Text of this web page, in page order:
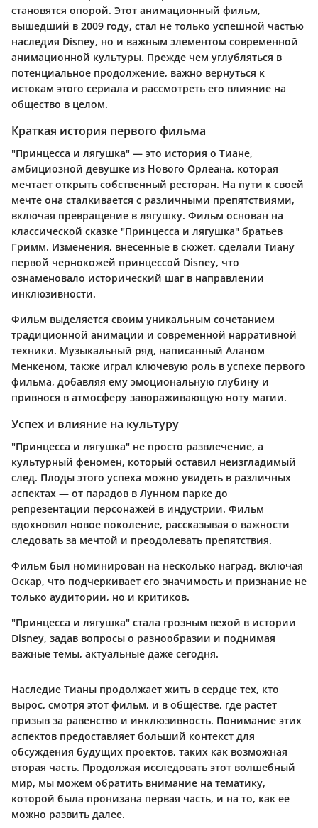
становятся опорой. Этот анимационный фильм,
вышедший в 2009 году, стал не только успешной частью
наследия Disney, но и важным элементом современной
анимационной культуры. Прежде чем углубляться в
потенциальное продолжение, важно вернуться к
истокам этого сериала и рассмотреть его влияние на
общество в целом.
Краткая история первого фильма
"Принцесса и лягушка" — это история о Тиане,
амбициозной девушке из Нового Орлеана, которая
мечтает открыть собственный ресторан. На пути к своей
мечте она сталкивается с различными препятствиями,
включая превращение в лягушку. Фильм основан на
классической сказке "Принцесса и лягушка" братьев
Гримм. Изменения, внесенные в сюжет, сделали Тиану
первой чернокожей принцессой Disney, что
ознаменовало исторический шаг в направлении
инклюзивности.
Фильм выделяется своим уникальным сочетанием
традиционной анимации и современной нарративной
техники. Музыкальный ряд, написанный Аланом
Менкеном, также играл ключевую роль в успехе первого
фильма, добавляя ему эмоциональную глубину и
привнося в атмосферу завораживающую ноту магии.
Успех и влияние на культуру
"Принцесса и лягушка" не просто развлечение, а
культурный феномен, который оставил неизгладимый
след. Плоды этого успеха можно увидеть в различных
аспектах — от парадов в Лунном парке до
репрезентации персонажей в индустрии. Фильм
вдохновил новое поколение, рассказывая о важности
следовать за мечтой и преодолевать препятствия.
Фильм был номинирован на несколько наград, включая
Оскар, что подчеркивает его значимость и признание не
только аудитории, но и критиков.
"Принцесса и лягушка" стала грозным вехой в истории
Disney, задав вопросы о разнообразии и поднимая
важные темы, актуальные даже сегодня.
Наследие Тианы продолжает жить в сердце тех, кто
вырос, смотря этот фильм, и в обществе, где растет
призыв за равенство и инклюзивность. Понимание этих
аспектов предоставляет больший контекст для
обсуждения будущих проектов, таких как возможная
вторая часть. Продолжая исследовать этот волшебный
мир, мы можем обратить внимание на тематику,
которой была пронизана первая часть, и на то, как ее
можно развить далее.